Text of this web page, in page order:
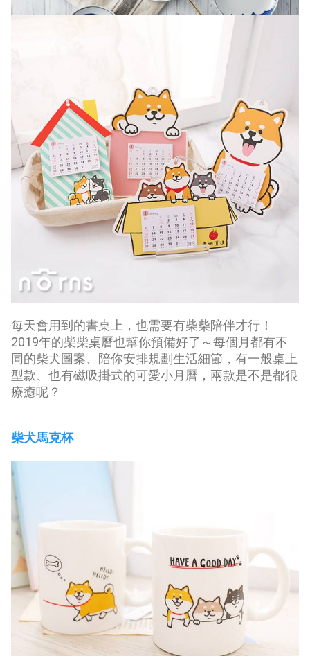
每天會用到的書桌上，也需要有柴柴陪伴才行！
2019年的柴柴桌曆也幫你預備好了～每個月都有不
同的柴犬圖案、陪你安排規劃生活細節，有一般桌上
型款、也有磁吸掛式的可愛小月曆，兩款是不是都很
療癒呢？
柴犬馬克杯